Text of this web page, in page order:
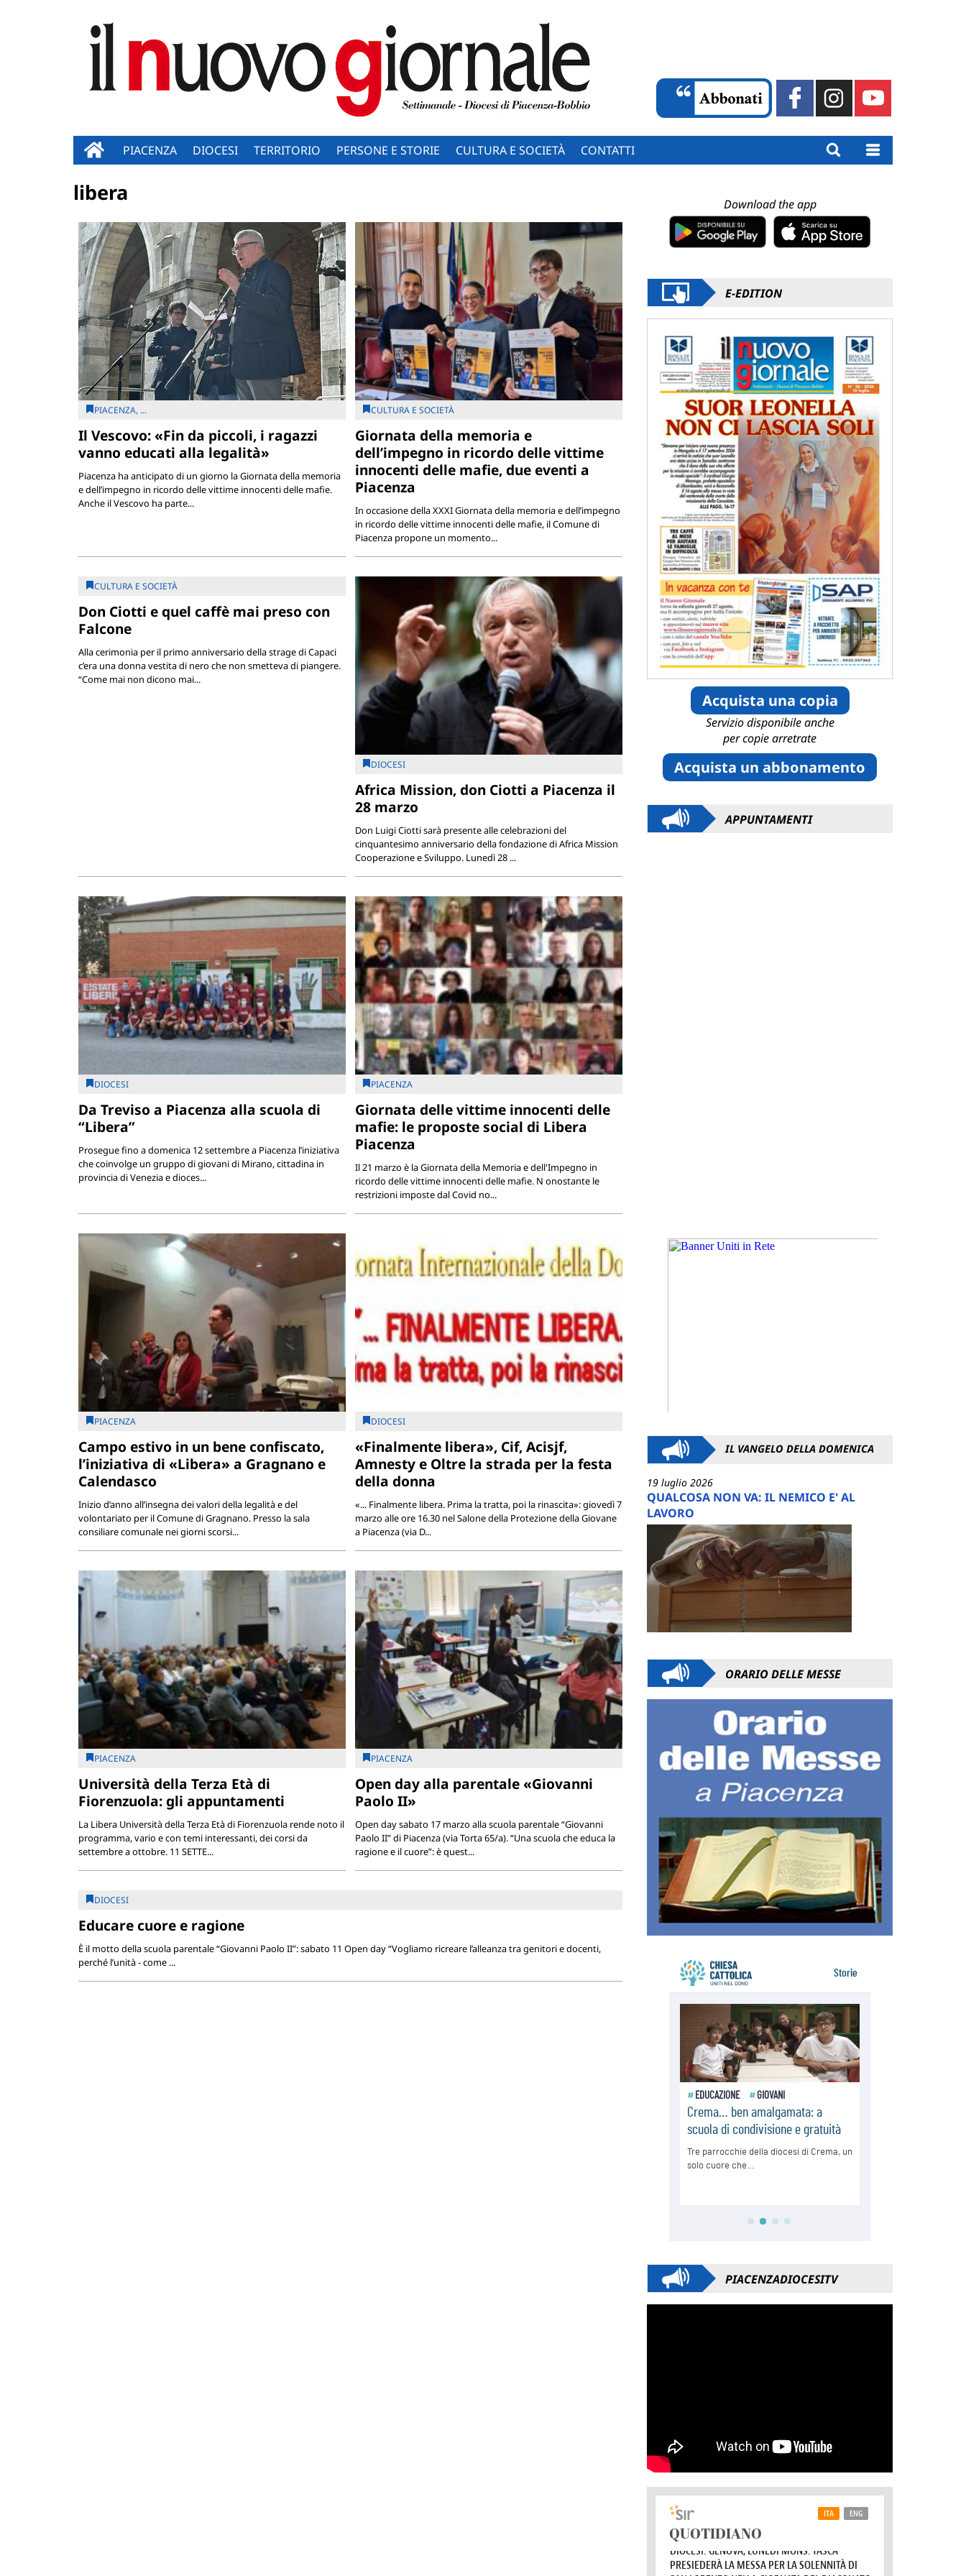
PIACENZA DIOCESI TERRITORIO PERSONE E STORIE CULTURA E SOCIETÀ CONTATTI
libera
PIACENZA, ...
Il Vescovo: «Fin da piccoli, i ragazzi
vanno educati alla legalità»
Piacenza ha anticipato di un giorno la Giornata della memoria
e dell’impegno in ricordo delle vittime innocenti delle mafie.
Anche il Vescovo ha parte...
CULTURA E SOCIETÀ
Giornata della memoria e
dell’impegno in ricordo delle vittime
innocenti delle mafie, due eventi a
Piacenza
In occasione della XXXI Giornata della memoria e dell’impegno
in ricordo delle vittime innocenti delle mafie, il Comune di
Piacenza propone un momento...
CULTURA E SOCIETÀ
Don Ciotti e quel caffè mai preso con
Falcone
Alla cerimonia per il primo anniversario della strage di Capaci
c’era una donna vestita di nero che non smetteva di piangere.
“Come mai non dicono mai...
DIOCESI
Africa Mission, don Ciotti a Piacenza il
28 marzo
Don Luigi Ciotti sarà presente alle celebrazioni del
cinquantesimo anniversario della fondazione di Africa Mission
Cooperazione e Sviluppo. Lunedì 28 ...
DIOCESI
Da Treviso a Piacenza alla scuola di
“Libera”
Prosegue fino a domenica 12 settembre a Piacenza l’iniziativa
che coinvolge un gruppo di giovani di Mirano, cittadina in
provincia di Venezia e dioces...
PIACENZA
Giornata delle vittime innocenti delle
mafie: le proposte social di Libera
Piacenza
Il 21 marzo è la Giornata della Memoria e dell'Impegno in
ricordo delle vittime innocenti delle mafie. N onostante le
restrizioni imposte dal Covid no...
PIACENZA
Campo estivo in un bene confiscato,
l’iniziativa di «Libera» a Gragnano e
Calendasco
Inizio d’anno all’insegna dei valori della legalità e del
volontariato per il Comune di Gragnano. Presso la sala
consiliare comunale nei giorni scorsi...
DIOCESI
«Finalmente libera», Cif, Acisjf,
Amnesty e Oltre la strada per la festa
della donna
«... Finalmente libera. Prima la tratta, poi la rinascita»: giovedì 7
marzo alle ore 16.30 nel Salone della Protezione della Giovane
a Piacenza (via D...
PIACENZA
Università della Terza Età di
Fiorenzuola: gli appuntamenti
La Libera Università della Terza Età di Fiorenzuola rende noto il
programma, vario e con temi interessanti, dei corsi da
settembre a ottobre. 11 SETTE...
PIACENZA
Open day alla parentale «Giovanni
Paolo II»
Open day sabato 17 marzo alla scuola parentale “Giovanni
Paolo II” di Piacenza (via Torta 65/a). “Una scuola che educa la
ragione e il cuore”: è quest...
DIOCESI
Educare cuore e ragione
È il motto della scuola parentale “Giovanni Paolo II”: sabato 11 Open day “Vogliamo ricreare l’alleanza tra genitori e docenti,
perché l’unità - come ...
Download the app
E-EDITION
Acquista una copia
Servizio disponibile anche
per copie arretrate
Acquista un abbonamento
APPUNTAMENTI
IL VANGELO DELLA DOMENICA
19 luglio 2026
QUALCOSA NON VA: IL NEMICO E' AL
LAVORO
ORARIO DELLE MESSE
PIACENZADIOCESITV